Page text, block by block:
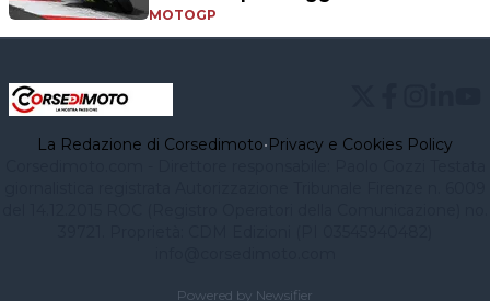
MOTOGP
La Redazione di Corsedimoto•Privacy e Cookies Policy
Powered by Newsifier